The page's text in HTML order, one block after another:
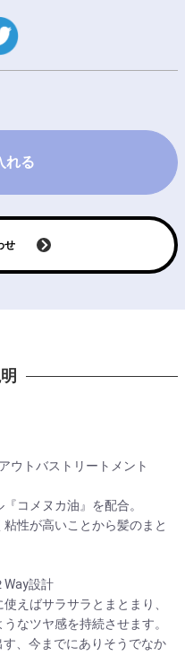
れる
せ
ウトバストリートメント
コメヌカ油』を配合。
性が高いことから髪のまと
Way設計
えばサラサラとまとまり、
なツヤ感を持続させます。
す、今までにありそうでなか